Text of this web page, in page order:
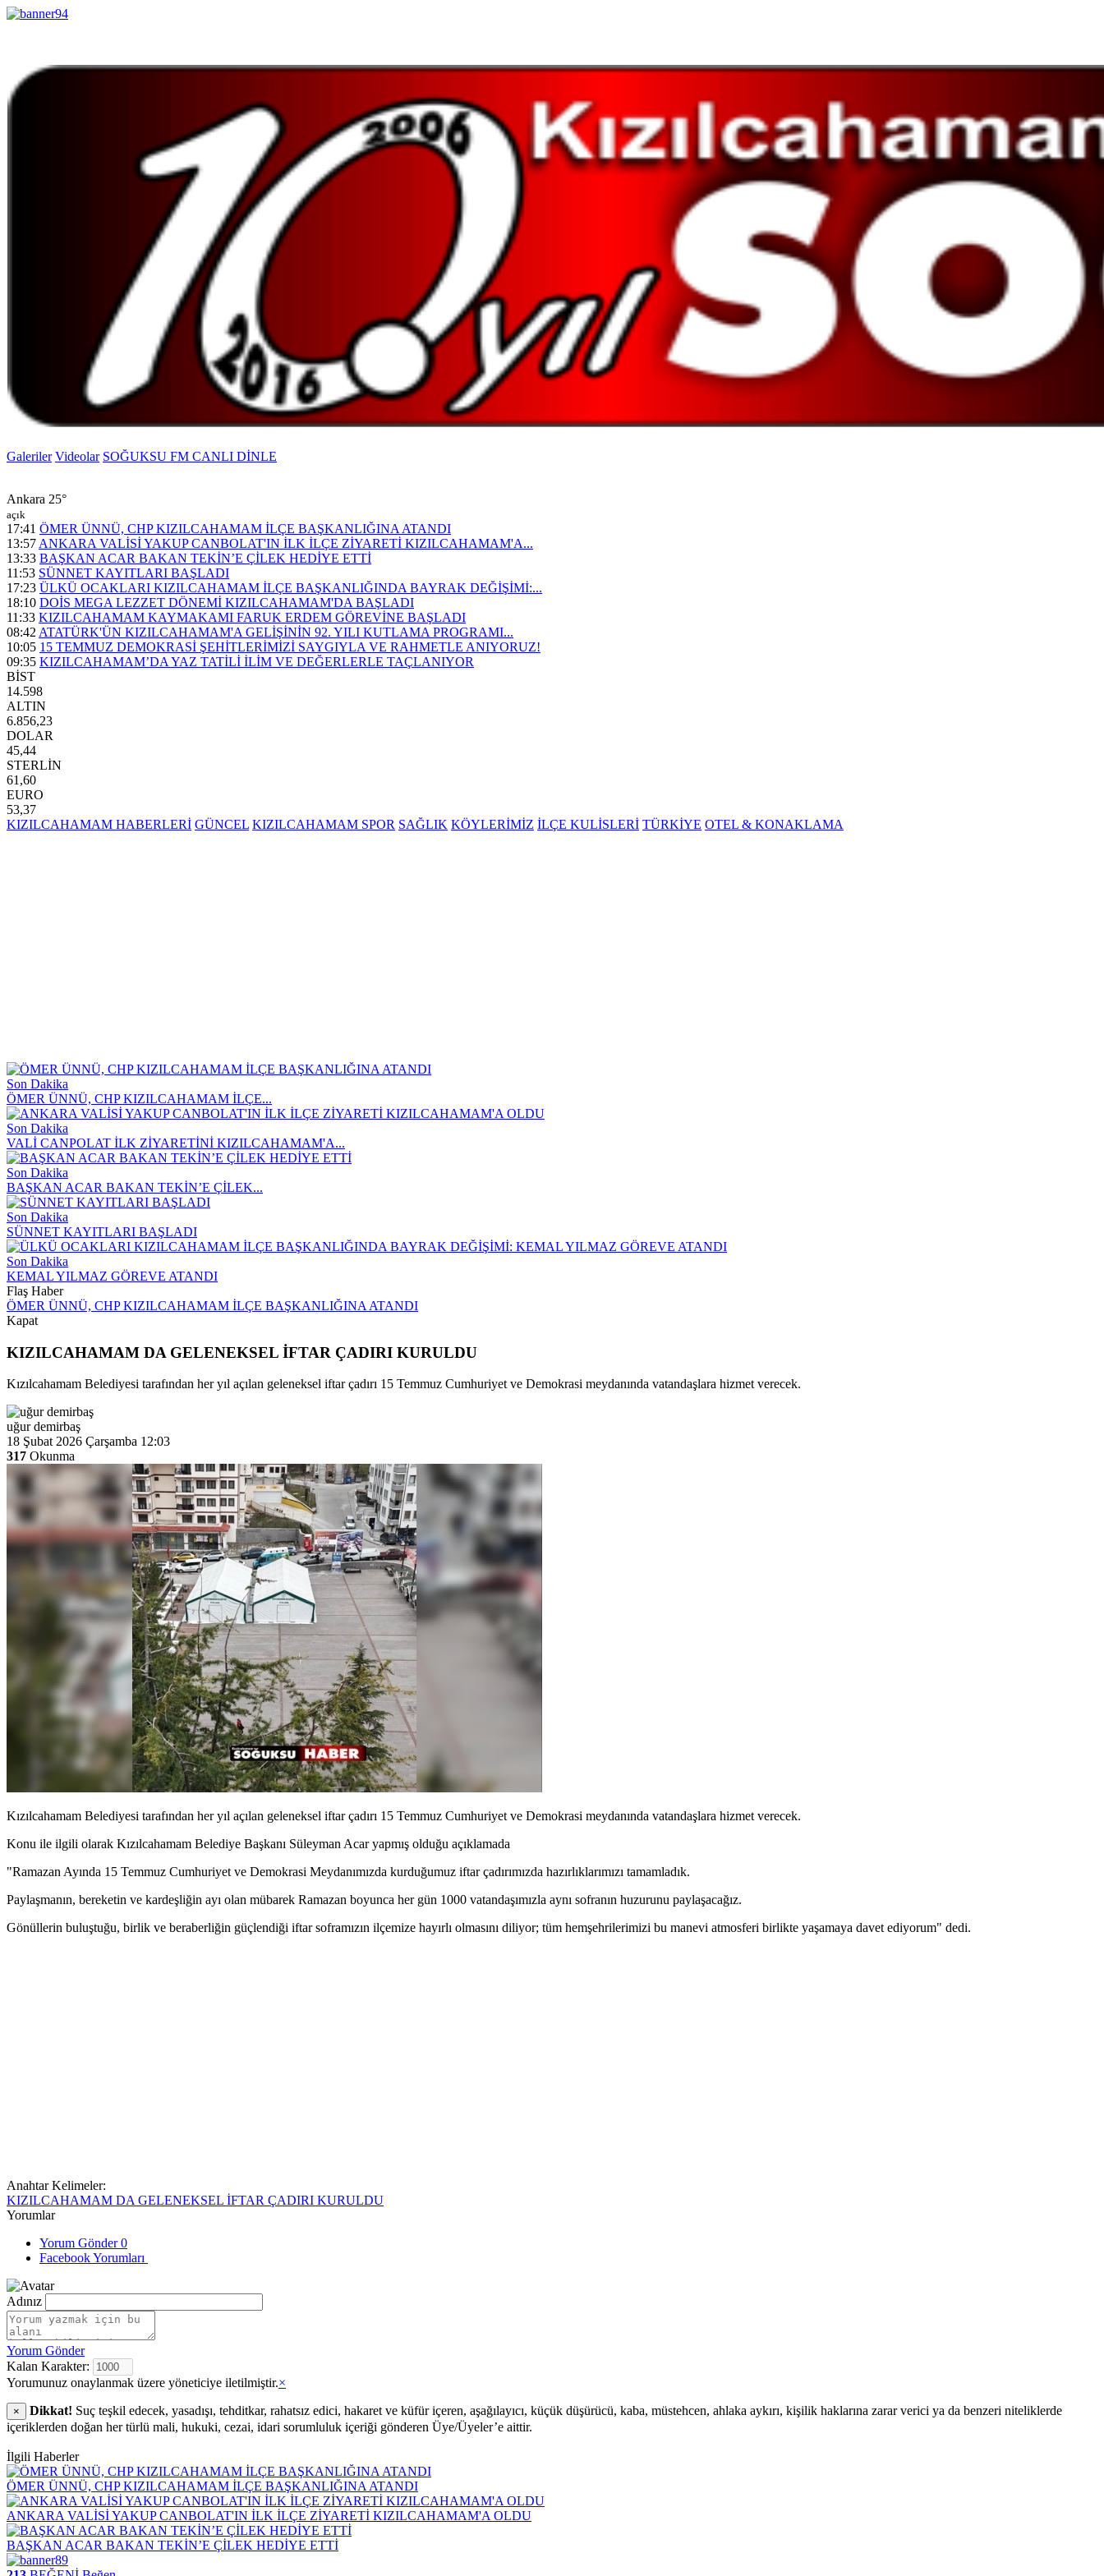
Galeriler Videolar SOĞUKSU FM CANLI DİNLE
Ankara 25°
açık
17:41 ÖMER ÜNNÜ, CHP KIZILCAHAMAM İLÇE BAŞKANLIĞINA ATANDI
13:57 ANKARA VALİSİ YAKUP CANBOLAT'IN İLK İLÇE ZİYARETİ KIZILCAHAMAM'A...
13:33 BAŞKAN ACAR BAKAN TEKİN’E ÇİLEK HEDİYE ETTİ
11:53 SÜNNET KAYITLARI BAŞLADI
17:23 ÜLKÜ OCAKLARI KIZILCAHAMAM İLÇE BAŞKANLIĞINDA BAYRAK DEĞİŞİMİ:...
18:10 DOİS MEGA LEZZET DÖNEMİ KIZILCAHAMAM'DA BAŞLADI
11:33 KIZILCAHAMAM KAYMAKAMI FARUK ERDEM GÖREVİNE BAŞLADI
08:42 ATATÜRK'ÜN KIZILCAHAMAM'A GELİŞİNİN 92. YILI KUTLAMA PROGRAMI...
10:05 15 TEMMUZ DEMOKRASİ ŞEHİTLERİMİZİ SAYGIYLA VE RAHMETLE ANIYORUZ!
09:35 KIZILCAHAMAM’DA YAZ TATİLİ İLİM VE DEĞERLERLE TAÇLANIYOR
BİST
14.598
ALTIN
6.856,23
DOLAR
45,44
STERLİN
61,60
EURO
53,37
KIZILCAHAMAM HABERLERİ GÜNCEL KIZILCAHAMAM SPOR SAĞLIK KÖYLERİMİZ İLÇE KULİSLERİ TÜRKİYE OTEL & KONAKLAMA
Son Dakika
ÖMER ÜNNÜ, CHP KIZILCAHAMAM İLÇE...
Son Dakika
VALİ CANPOLAT İLK ZİYARETİNİ KIZILCAHAMAM'A...
Son Dakika
BAŞKAN ACAR BAKAN TEKİN’E ÇİLEK...
Son Dakika
SÜNNET KAYITLARI BAŞLADI
Son Dakika
KEMAL YILMAZ GÖREVE ATANDI
Flaş Haber
ÖMER ÜNNÜ, CHP KIZILCAHAMAM İLÇE BAŞKANLIĞINA ATANDI
Kapat
KIZILCAHAMAM DA GELENEKSEL İFTAR ÇADIRI KURULDU
Kızılcahamam Belediyesi tarafından her yıl açılan geleneksel iftar çadırı 15 Temmuz Cumhuriyet ve Demokrasi meydanında vatandaşlara hizmet verecek.
uğur demirbaş
18 Şubat 2026 Çarşamba 12:03
317 Okunma
Kızılcahamam Belediyesi tarafından her yıl açılan geleneksel iftar çadırı 15 Temmuz Cumhuriyet ve Demokrasi meydanında vatandaşlara hizmet verecek.
Konu ile ilgili olarak Kızılcahamam Belediye Başkanı Süleyman Acar yapmış olduğu açıklamada
"Ramazan Ayında 15 Temmuz Cumhuriyet ve Demokrasi Meydanımızda kurduğumuz iftar çadırımızda hazırlıklarımızı tamamladık.
Paylaşmanın, bereketin ve kardeşliğin ayı olan mübarek Ramazan boyunca her gün 1000 vatandaşımızla aynı sofranın huzurunu paylaşacağız.
Gönüllerin buluştuğu, birlik ve beraberliğin güçlendiği iftar soframızın ilçemize hayırlı olmasını diliyor; tüm hemşehrilerimizi bu manevi atmosferi birlikte yaşamaya davet ediyorum" dedi.
Anahtar Kelimeler:
KIZILCAHAMAM DA GELENEKSEL İFTAR ÇADIRI KURULDU
Yorumlar
Yorum Gönder0
Facebook Yorumları
Adınız
Yorum Gönder
Kalan Karakter:
Yorumunuz onaylanmak üzere yöneticiye iletilmiştir.×
× Dikkat! Suç teşkil edecek, yasadışı, tehditkar, rahatsız edici, hakaret ve küfür içeren, aşağılayıcı, küçük düşürücü, kaba, müstehcen, ahlaka aykırı, kişilik haklarına zarar verici ya da benzeri niteliklerde
içeriklerden doğan her türlü mali, hukuki, cezai, idari sorumluluk içeriği gönderen Üye/Üyeler’e aittir.
İlgili Haberler
ÖMER ÜNNÜ, CHP KIZILCAHAMAM İLÇE BAŞKANLIĞINA ATANDI
ANKARA VALİSİ YAKUP CANBOLAT'IN İLK İLÇE ZİYARETİ KIZILCAHAMAM'A OLDU
BAŞKAN ACAR BAKAN TEKİN’E ÇİLEK HEDİYE ETTİ